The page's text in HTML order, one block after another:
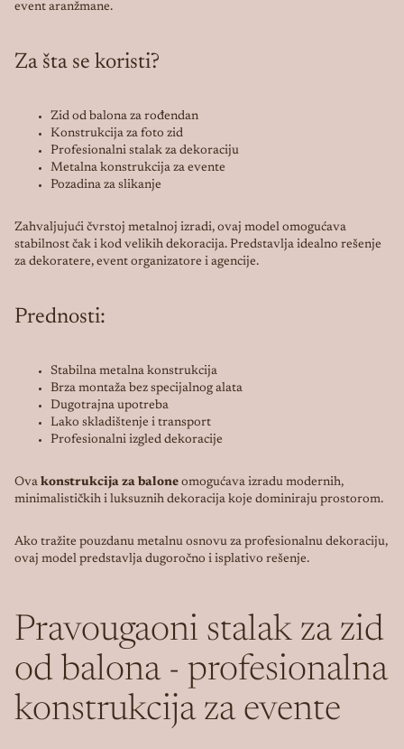
event aranžmane.
Za šta se koristi?
Zid od balona za rođendan
Konstrukcija za foto zid
Profesionalni stalak za dekoraciju
Metalna konstrukcija za evente
Pozadina za slikanje
Zahvaljujući čvrstoj metalnoj izradi, ovaj model omogućava
stabilnost čak i kod velikih dekoracija. Predstavlja idealno rešenje
za dekoratere, event organizatore i agencije.
Prednosti:
Stabilna metalna konstrukcija
Brza montaža bez specijalnog alata
Dugotrajna upotreba
Lako skladištenje i transport
Profesionalni izgled dekoracije
Ova konstrukcija za balone omogućava izradu modernih,
minimalističkih i luksuznih dekoracija koje dominiraju prostorom.
Ako tražite pouzdanu metalnu osnovu za profesionalnu dekoraciju,
ovaj model predstavlja dugoročno i isplativo rešenje.
Pravougaoni stalak za zid
od balona - profesionalna
konstrukcija za evente